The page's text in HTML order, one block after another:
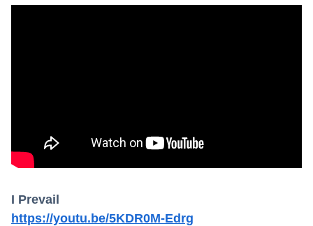
I Prevail
https://youtu.be/5KDR0M-Edrg